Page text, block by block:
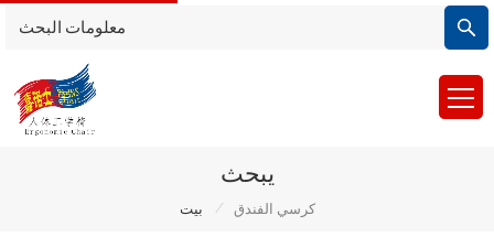
يبحث
بيت / كرسي الفندق